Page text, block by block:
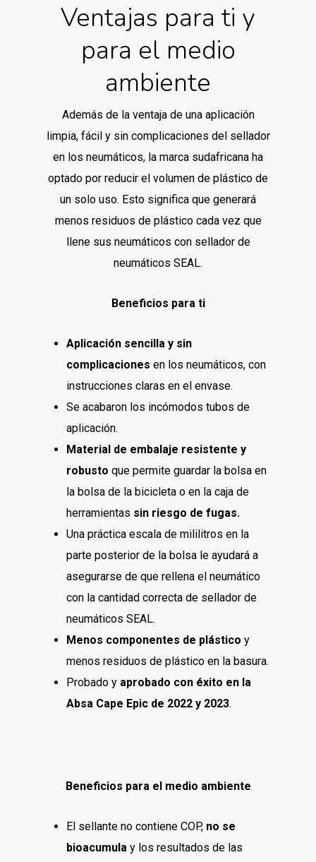
Ventajas para ti y
para el medio
ambiente
Además de la ventaja de una aplicación
limpia, fácil y sin complicaciones del sellador
en los neumáticos, la marca sudafricana ha
optado por reducir el volumen de plástico de
un solo uso. Esto significa que generará
menos residuos de plástico cada vez que
llene sus neumáticos con sellador de
neumáticos SEAL.
Beneficios para ti
Aplicación sencilla y sin
complicaciones en los neumáticos, con
instrucciones claras en el envase.
Se acabaron los incómodos tubos de
aplicación.
Material de embalaje resistente y
robusto que permite guardar la bolsa en
la bolsa de la bicicleta o en la caja de
herramientas sin riesgo de fugas.
Una práctica escala de mililitros en la
parte posterior de la bolsa le ayudará a
asegurarse de que rellena el neumático
con la cantidad correcta de sellador de
neumáticos SEAL.
Menos componentes de plástico y
menos residuos de plástico en la basura.
Probado y aprobado con éxito en la
Absa Cape Epic de 2022 y 2023.
Beneficios para el medio ambiente
El sellante no contiene COP, no se
bioacumula y los resultados de las